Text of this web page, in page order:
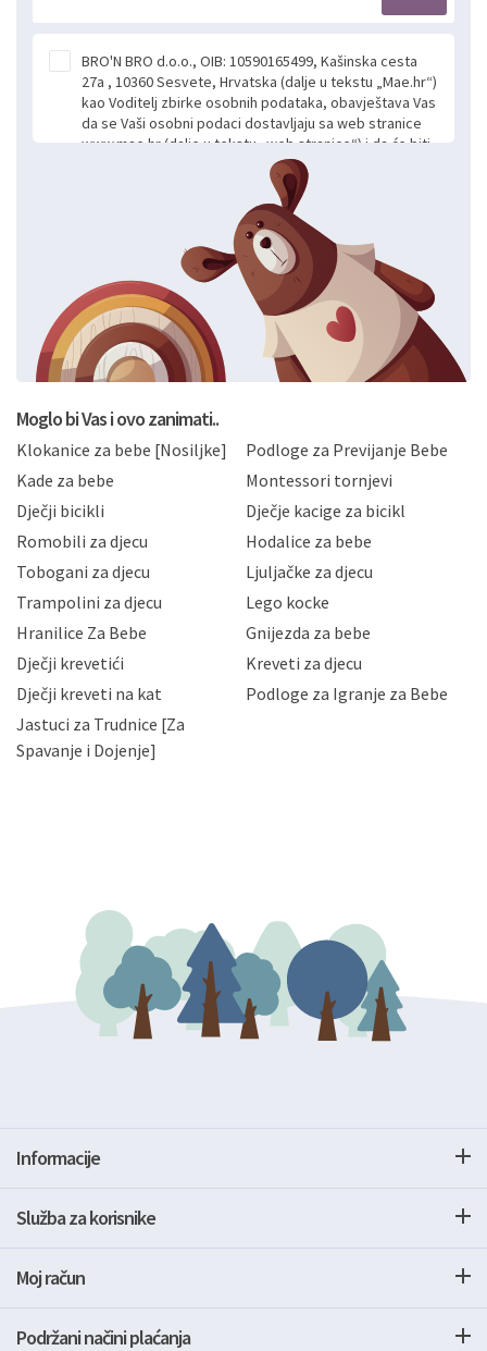
BRO'N BRO d.o.o., OIB: 10590165499, Kašinska cesta
27a , 10360 Sesvete, Hrvatska (dalje u tekstu „Mae.hr“)
kao Voditelj zbirke osobnih podataka, obavještava Vas
da se Vaši osobni podaci dostavljaju sa web stranice
www.mae.hr (dalje u tekstu „web stranice“) i da će biti
obrađeni. Prihvaćanjem ove Izjave smatra se da
slobodno i izričito dajete privolu za prikupljanje i daljnju
obradu Vaših osobnih podataka koje ustupate Mae.hr
putem ovih web stranica u svrhu odgovora i daljnje
komunikacije na Vaš upit poslan kroz kontakt obrazac.
Radi se o dobrovoljnom davanju podataka te ovu
Izjavu niste dužni prihvatiti odnosno niste dužni unositi
svoje osobne podatke u jednu od prijavnih
formi/obrazaca dostupnih na ovim web stranicama.
BRO'N BRO d.o.o. će s Vašim osobnim podacima
postupati sukladno Općoj uredbi o zaštiti podataka
privatnosti i kolačića koju možete pročitati ovdje i
Hrvatske, a uvijek uz primjenu odgovarajućih tehničkih i
sigurnosnih mjera zaštite osobnih podataka od
neovlaštenog pristupa, zlouporabe, otkrivanja,
gubitka ili uništenja. Mae.hr štiti privatnost svojih
korisnika i posjetitelja web stranica, čuva povjerljivost
Vaših osobnih podataka te omogućava pristup i
priopćavanje osobnih podataka samo onim svojim
zaposlenicima kojima su isti potrebni radi provedbe
slučajevima koji su dozvoljeni zakonima. Napominjemo
da možete u svako doba, u potpunosti ili djelomice,
zatražiti prestanak aktivnosti obrade Vaših osobnih
podataka. Opoziv privole možete podnijeti poštom na
gore navedenu adresu ili e-mailom na adresu:
Moglo bi Vas i ovo zanimati..
Klokanice za bebe [Nosiljke]
Podloge za Previjanje Bebe
Kade za bebe
Montessori tornjevi
Dječji bicikli
Dječje kacige za bicikl
Romobili za djecu
Hodalice za bebe
Tobogani za djecu
Ljuljačke za djecu
Trampolini za djecu
Lego kocke
Hranilice Za Bebe
Gnijezda za bebe
Dječji krevetići
Kreveti za djecu
Dječji kreveti na kat
Podloge za Igranje za Bebe
Jastuci za Trudnice [Za
Spavanje i Dojenje]
Informacije
Služba za korisnike
Moj račun
Podržani načini plaćanja